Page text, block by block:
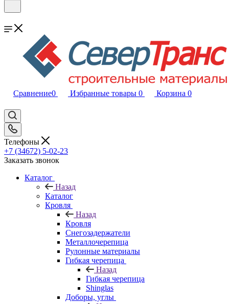
Сравнение0 Избранные товары 0 Корзина 0
Телефоны
+7 (34672) 5-02-23
Заказать звонок
Каталог
Назад
Каталог
Кровля
Назад
Кровля
Снегозадержатели
Металлочерепица
Рулонные материалы
Гибкая черепица
Назад
Гибкая черепица
Shinglas
Доборы, углы